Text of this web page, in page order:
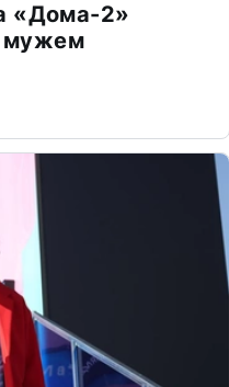
«Дома-2»
мужем